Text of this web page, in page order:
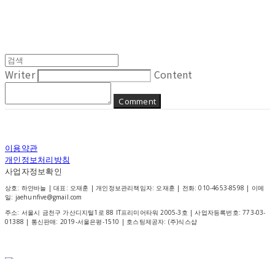
Writer Content
Comment
이용약관
개인정보처리방침
사업자정보확인
상호: 하얀바늘 | 대표: 오재훈 | 개인정보관리책임자: 오재훈 | 전화: 010-4653-8598 | 이메
일: jaehunfive@gmail.com
주소: 서울시 금천구 가산디지털1로 88 IT프리미어타워 2005-3호 | 사업자등록번호:773-03-
01388 | 통신판매: 2019-서울은평-1510 | 호스팅제공자: (주)식스샵